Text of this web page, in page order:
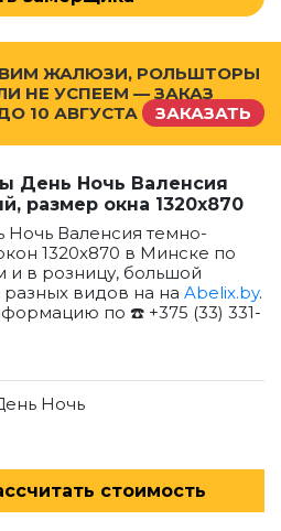
ЖАЛЮЗИ, РОЛЬШТОРЫ
НЕ УСПЕЕМ — ЗАКАЗ
10 АВГУСТА ЗАКАЗАТЬ
День Ночь Валенсия
размер окна 1320x870
Ночь Валенсия темно-
1320x870 в Минске по
и в розницу, большой
видов на на Abelix.by.
по ☎️ +375 (33) 331-
стоимость